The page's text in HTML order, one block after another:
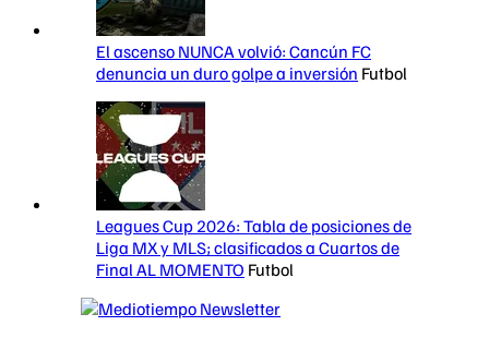
El ascenso NUNCA volvió: Cancún FC
denuncia un duro golpe a inversión Futbol
Leagues Cup 2026: Tabla de posiciones de
Liga MX y MLS; clasificados a Cuartos de
Final AL MOMENTO Futbol